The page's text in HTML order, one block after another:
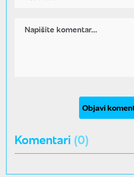
Objavi
Komentari (0)